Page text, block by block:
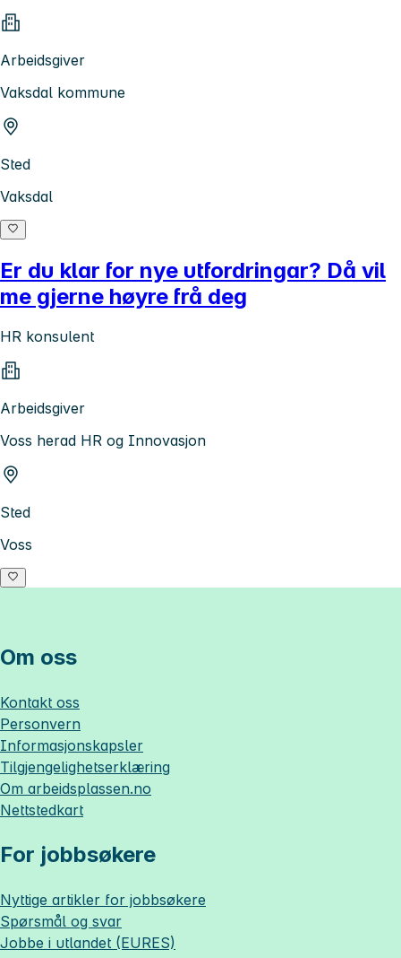
Arbeidsgiver
Vaksdal kommune
Sted
Vaksdal
Er du klar for nye utfordringar? Då vil
me gjerne høyre frå deg
HR konsulent
Arbeidsgiver
Voss herad HR og Innovasjon
Sted
Voss
Om oss
Kontakt oss
Personvern
Informasjonskapsler
Tilgjengelighetserklæring
Om arbeidsplassen.no
Nettstedkart
For jobbsøkere
Nyttige artikler for jobbsøkere
Spørsmål og svar
Jobbe i utlandet (EURES)